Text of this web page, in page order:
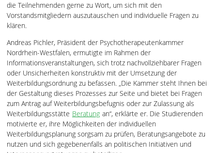
die Teilnehmenden gerne zu Wort, um sich mit den
Vorstandsmitgliedern auszutauschen und individuelle Fragen zu
klären.
Andreas Pichler, Präsident der Psychotherapeutenkammer
Nordrhein-Westfalen, ermutigte im Rahmen der
Informationsveranstaltungen, sich trotz nachvollziehbarer Fragen
oder Unsicherheiten konstruktiv mit der Umsetzung der
Weiterbildungsordnung zu befassen. „Die Kammer steht Ihnen bei
der Gestaltung dieses Prozesses zur Seite und bietet bei Fragen
zum Antrag auf Weiterbildungsbefugnis oder zur Zulassung als
Weiterbildungsstätte Beratung an“, erklärte er. Die Studierenden
motivierte er, ihre Möglichkeiten der individuellen
Weiterbildungsplanung sorgsam zu prüfen, Beratungsangebote zu
nutzen und sich gegebenenfalls an politischen Initiativen und